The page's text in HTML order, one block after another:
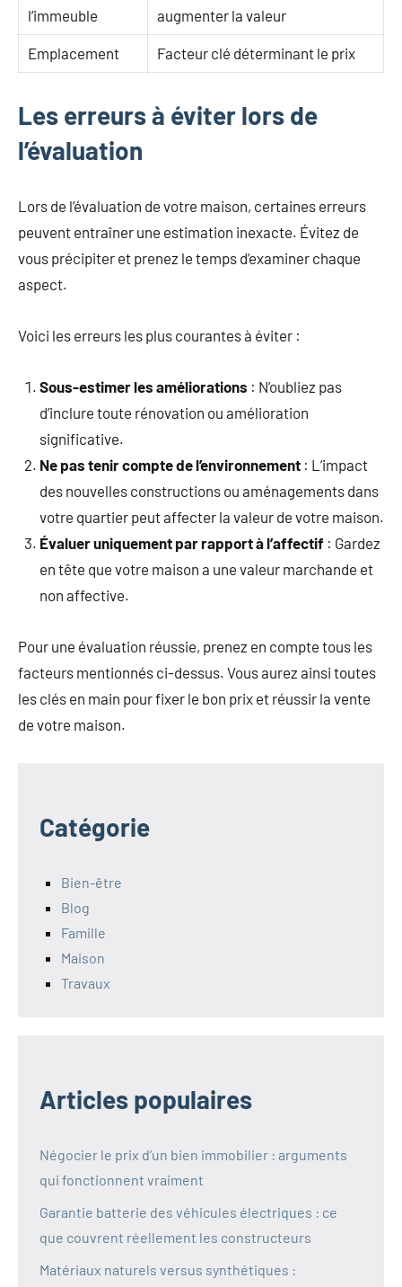
l’immeuble
augmenter la valeur
Emplacement Facteur clé déterminant le prix
Les erreurs à éviter lors de
l’évaluation
Lors de l’évaluation de votre maison, certaines erreurs
peuvent entraîner une estimation inexacte. Évitez de
vous précipiter et prenez le temps d’examiner chaque
aspect.
Voici les erreurs les plus courantes à éviter :
Sous-estimer les améliorations : N’oubliez pas
d’inclure toute rénovation ou amélioration
significative.
Ne pas tenir compte de l’environnement : L’impact
des nouvelles constructions ou aménagements dans
votre quartier peut affecter la valeur de votre maison.
Évaluer uniquement par rapport à l’affectif : Gardez
en tête que votre maison a une valeur marchande et
non affective.
Pour une évaluation réussie, prenez en compte tous les
facteurs mentionnés ci-dessus. Vous aurez ainsi toutes
les clés en main pour fixer le bon prix et réussir la vente
de votre maison.
Catégorie
Bien-être
Blog
Famille
Maison
Travaux
Articles populaires
Négocier le prix d’un bien immobilier : arguments
qui fonctionnent vraiment
Garantie batterie des véhicules électriques : ce
que couvrent réellement les constructeurs
Matériaux naturels versus synthétiques :